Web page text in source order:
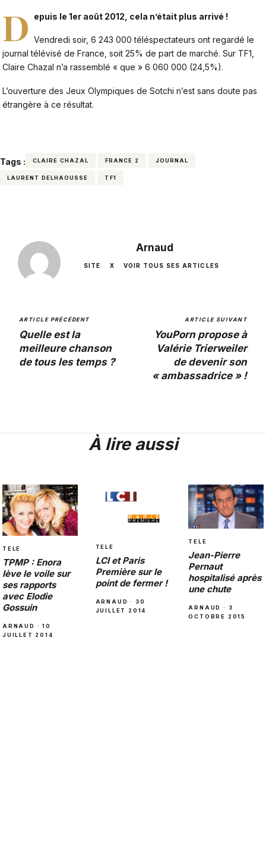
D epuis le 1er août 2012, cela n’était plus arrivé !
Vendredi soir, 6 243 000 téléspectateurs ont regardé le
journal télévisé de France, soit 25% de part de marché. Sur TF1,
Claire Chazal n’a rassemblé « que » 6 060 000 (24,5%).
L’ouverture des Jeux Olympiques de Sotchi n’est sans doute pas
étrangère à ce résultat.
Tags : CLAIRE CHAZAL FRANCE 2 JOURNAL
LAURENT DELHAOUSSE TF1
Arnaud
SITE X VOIR TOUS SES ARTICLES
ARTICLE PRÉCÉDENT
Quelle est la
meilleure chanson
de tous les temps ?
ARTICLE SUIVANT
YouPorn propose à
Valérie Trierweiler
de devenir son
« ambassadrice » !
À lire aussi
TELE
TPMP : Enora
lève le voile sur
ses rapports
avec Elodie
Gossuin
ARNAUD · 10
JUILLET 2014
TELE
LCI et Paris
Première sur le
point de fermer !
ARNAUD · 30
JUILLET 2014
TELE
Jean-Pierre
Pernaut
hospitalisé après
une chute
ARNAUD · 3
OCTOBRE 2015